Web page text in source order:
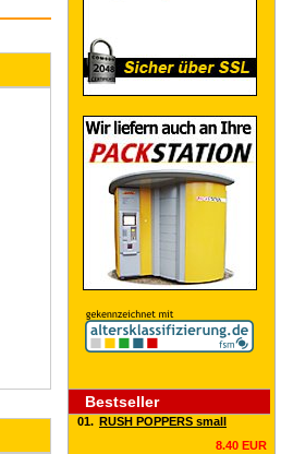
Bestseller
01. RUSH POPPERS small
8.40 EUR